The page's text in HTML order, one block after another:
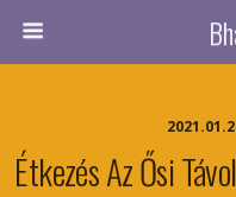
Étkezés Az Ősi